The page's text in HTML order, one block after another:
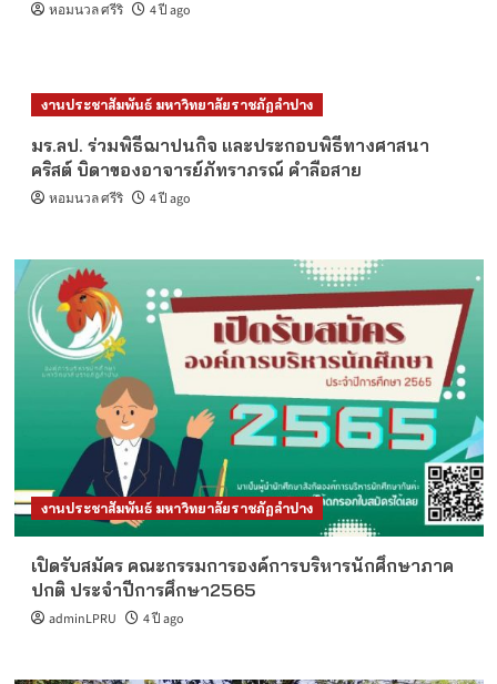
หอมนวล ศรีริ 4 ปี ago
งานประชาสัมพันธ์ มหาวิทยาลัยราชภัฏลำปาง
มร.ลป. ร่วมพิธีฌาปนกิจ และประกอบพิธีทางศาสนา
คริสต์ บิดาของอาจารย์ภัทราภรณ์ คำลือสาย
หอมนวล ศรีริ 4 ปี ago
งานประชาสัมพันธ์ มหาวิทยาลัยราชภัฏลำปาง
เปิดรับสมัคร คณะกรรมการองค์การบริหารนักศึกษาภาค
ปกติ ประจำปีการศึกษา2565
adminLPRU 4 ปี ago